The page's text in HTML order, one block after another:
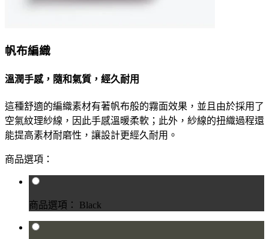
帆布編織
溫潤手感，隨和氣質，經久耐用
這種舒適的編織素材有著帆布般的霧面效果，並且由於採用了
空氣紋理紗線，因此手感溫暖柔軟；此外，紗線的扭織過程還
能提高素材耐磨性，讓設計更經久耐用。
商品選項：
商品選項： Black